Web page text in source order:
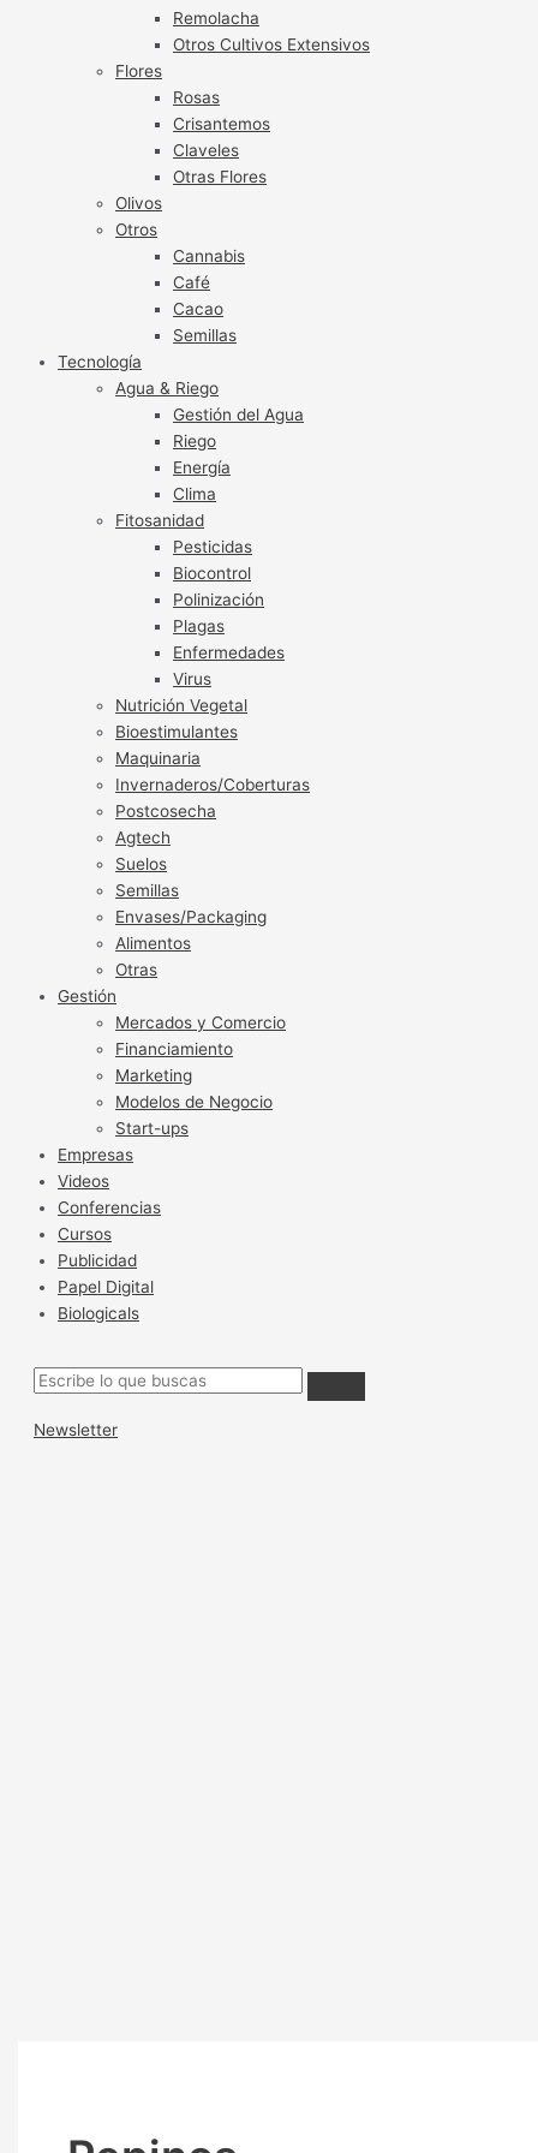
Remolacha
Otros Cultivos Extensivos
Flores
Rosas
Crisantemos
Claveles
Otras Flores
Olivos
Otros
Cannabis
Café
Cacao
Semillas
Tecnología
Agua & Riego
Gestión del Agua
Riego
Energía
Clima
Fitosanidad
Pesticidas
Biocontrol
Polinización
Plagas
Enfermedades
Virus
Nutrición Vegetal
Bioestimulantes
Maquinaria
Invernaderos/Coberturas
Postcosecha
Agtech
Suelos
Semillas
Envases/Packaging
Alimentos
Otras
Gestión
Mercados y Comercio
Financiamiento
Marketing
Modelos de Negocio
Start-ups
Empresas
Videos
Conferencias
Cursos
Publicidad
Papel Digital
Biologicals
Newsletter